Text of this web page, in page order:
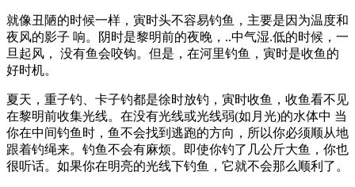
就像丑陋的时候一样，寅时头不容易钓鱼，主要是因为温度和
夜风的影子 响。阴时是黎明前的夜晚，..中气湿.低的时候，一
旦起风， 没有鱼会咬钩。但是，在河里钓鱼，寅时是收鱼的
好时机。
夏天，重子钓、卡子钓都是徐时放钓，寅时收鱼，收鱼看不见
在黎明前收集光线。在没有光线或光线弱(如月光)的水体中 当
你在中间钓鱼时，鱼不会找到逃跑的方向，所以你必须顺从地
跟着钓绳来。钓鱼不会有麻烦。即使你钓了几公斤大鱼，你也
很听话。如果你在明亮的光线下钓鱼，它就不会那么顺利了。